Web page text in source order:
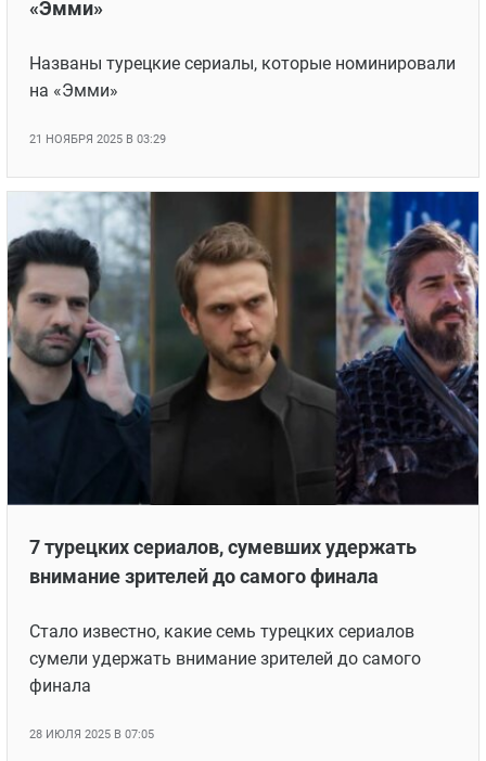
«Сапфир», «Черная любовь» и не только:
Турецкие сериалы, которые номинировали на
«Эмми»
Названы турецкие сериалы, которые номинировали